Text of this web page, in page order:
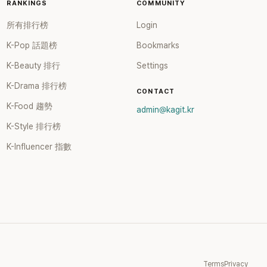
RANKINGS
所有排行榜
K-Pop 話題榜
K-Beauty 排行
K-Drama 排行榜
K-Food 趨勢
K-Style 排行榜
K-Influencer 指數
COMMUNITY
Login
Bookmarks
Settings
CONTACT
admin@kagit.kr
TermsPrivacy